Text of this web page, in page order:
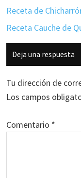
Receta de
Receta Cauche de
Interacciones
con
los
lectores
Deja una respuesta
Tu dirección de
Los campos
Comentario *